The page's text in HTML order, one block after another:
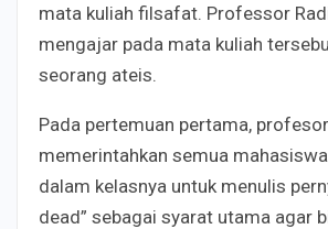
mata kuliah filsafat. Professor
mengajar pada mata kuliah
seorang ateis.
Pada pertemuan pertama,
memerintahkan semua
dalam kelasnya untuk menulis
dead” sebagai syarat utama agar